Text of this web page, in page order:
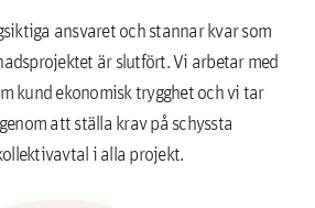
ansvaret och stannar kvar som
är slutfört. Vi arbetar med
kund ekonomisk trygghet och vi tar
att ställa krav på schyssta
i alla projekt.